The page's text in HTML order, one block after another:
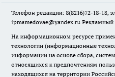
Телефон редакции: 8(8216)72-18-18,
ipmamedovae@yandex.ru
На информационном ресурсе
технологии (информационные
информации на основе сбора,
относящихся к предпочтениям
находящихся на территории